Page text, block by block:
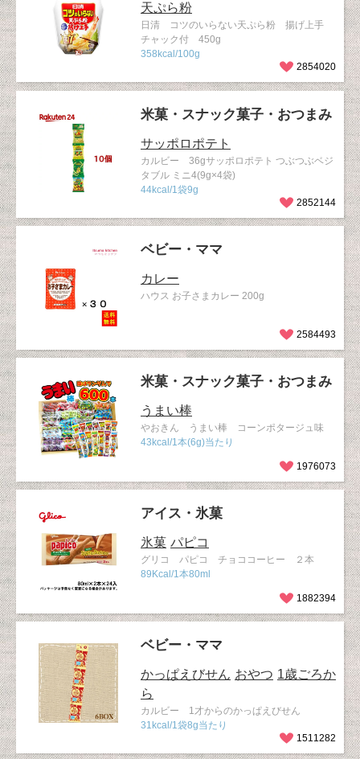
天ぷら粉
日清 コツのいらない天ぷら粉 揚げ上手
チャック付 450g
358kcal/100g
2854020
米菓・スナック菓子・おつまみ
サッポロポテト
カルビー 36gサッポロポテト つぶつぶベジ
タブル ミニ4(9g×4袋)
44kcal/1袋9g
2852144
ベビー・ママ
カレー
ハウス お子さまカレー 200g
2584493
米菓・スナック菓子・おつまみ
うまい棒
やおきん うまい棒 コーンポタージュ味
43kcal/1本(6g)当たり
1976073
アイス・氷菓
氷菓 パピコ
グリコ パピコ チョココーヒー ２本
89Kcal/1本80ml
1882394
ベビー・ママ
かっぱえびせん おやつ 1歳ごろか
ら
カルビー 1才からのかっぱえびせん
31kcal/1袋8g当たり
1511282